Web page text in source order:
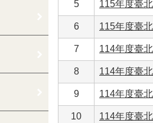
5 115年度臺
6 115年度臺
7 114年度臺
8 114年度臺
9 114年度臺
10 114年度臺